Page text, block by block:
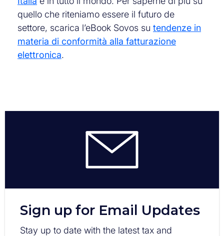
quello che riteniamo essere il futuro de
settore, scarica l’eBook Sovos su tendenze in
materia di conformità alla fatturazione
elettronica.
Sign up for Email Updates
Stay up to date with the latest tax and